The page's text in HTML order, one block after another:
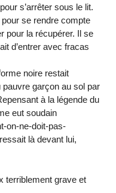
s’arrêter sous le lit.
se rendre compte
pour la récupérer. Il se
d’entrer avec fracas
noire restait
pauvre garçon au sol par
à la légende du
eut soudain
on-ne-doit-pas-
là devant lui,
terriblement grave et